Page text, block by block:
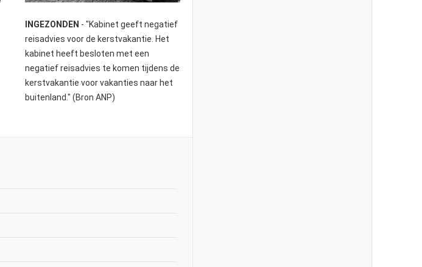
INGEZONDEN - "Kabinet geeft negatief
reisadvies voor de kerstvakantie. Het
kabinet heeft besloten met een
negatief reisadvies te komen tijdens de
kerstvakantie voor vakanties naar het
buitenland." (Bron ANP)